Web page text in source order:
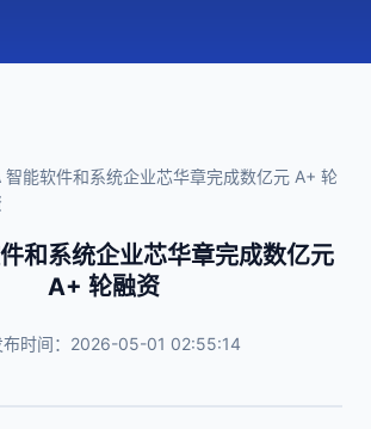
智能软件和系统企业芯华章完成数亿元 A+ 轮
和系统企业芯华章完成数亿元
A+ 轮融资
布时间：2026-05-01 02:55:14